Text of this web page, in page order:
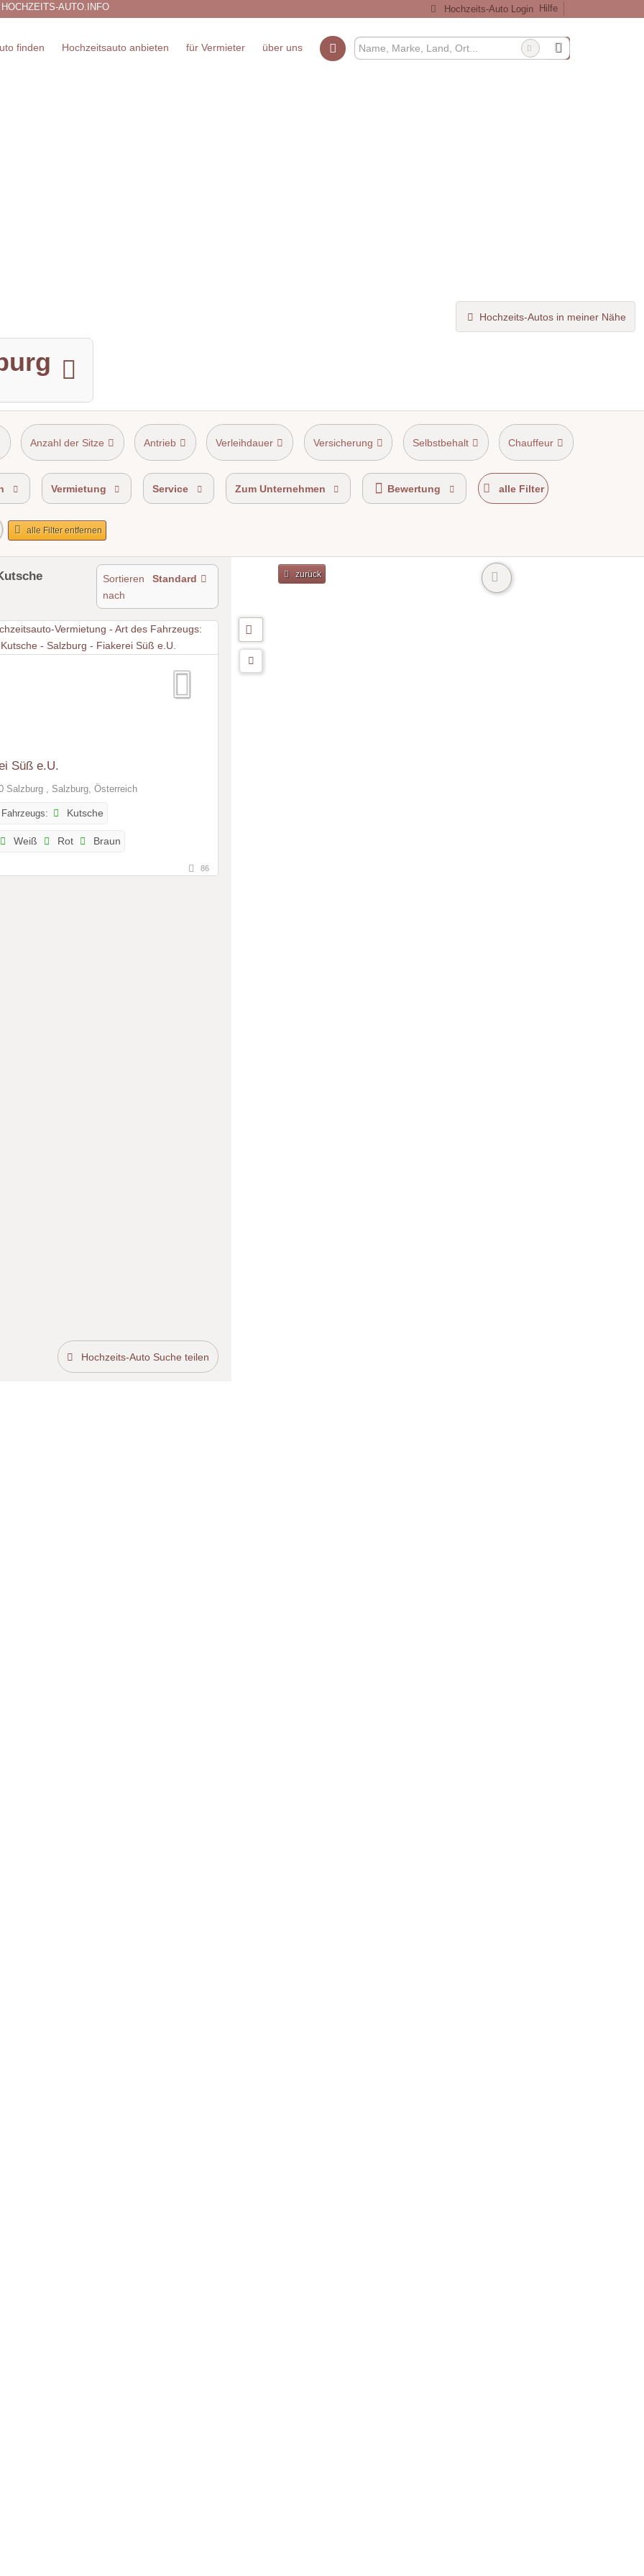
AUTO.INFO Hochzeits-Auto Login Hilfe
finden Hochzeitsauto anbieten für Vermieter über uns
Hochzeits-Autos in meiner Nähe
Anzahl der Sitze Antrieb Verleihdauer Versicherung Selbstbehalt Chauffeur
Vermietung Service Zum Unternehmen Bewertung alle Filter
alle Filter entfernen
Sortieren
nach
Standard
Süß e.U.
Salzburg , Salzburg, Österreich
Kutsche
Weiß Rot Braun
86
Hochzeits-Auto Suche teilen
zurück